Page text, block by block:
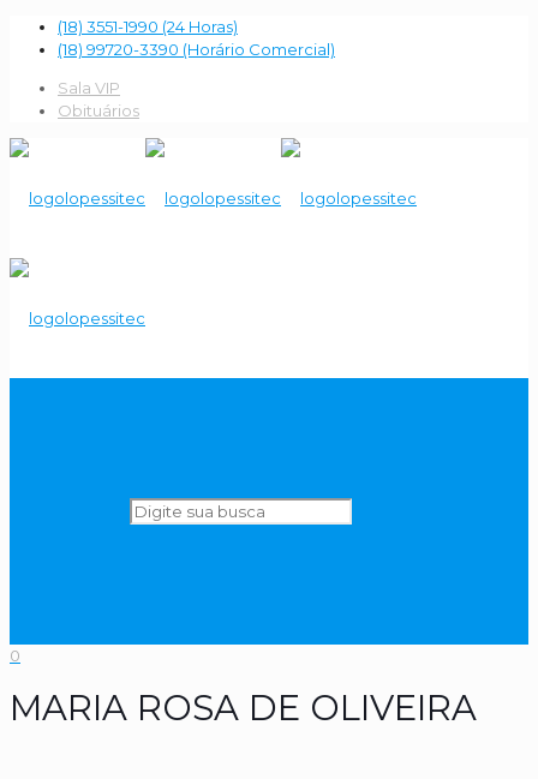
(18) 3551-1990 (24 Horas)
(18) 99720-3390 (Horário Comercial)
Sala VIP
Obituários
0
MARIA ROSA DE OLIVEIRA